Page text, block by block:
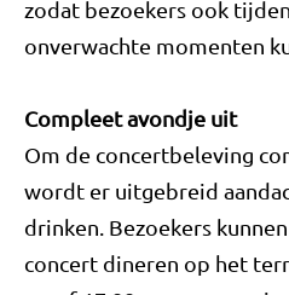
zodat bezoekers ook
onverwachte momenten
Compleet avondje uit
Om de concertbeleving
wordt er uitgebreid
drinken. Bezoekers
concert dineren op het